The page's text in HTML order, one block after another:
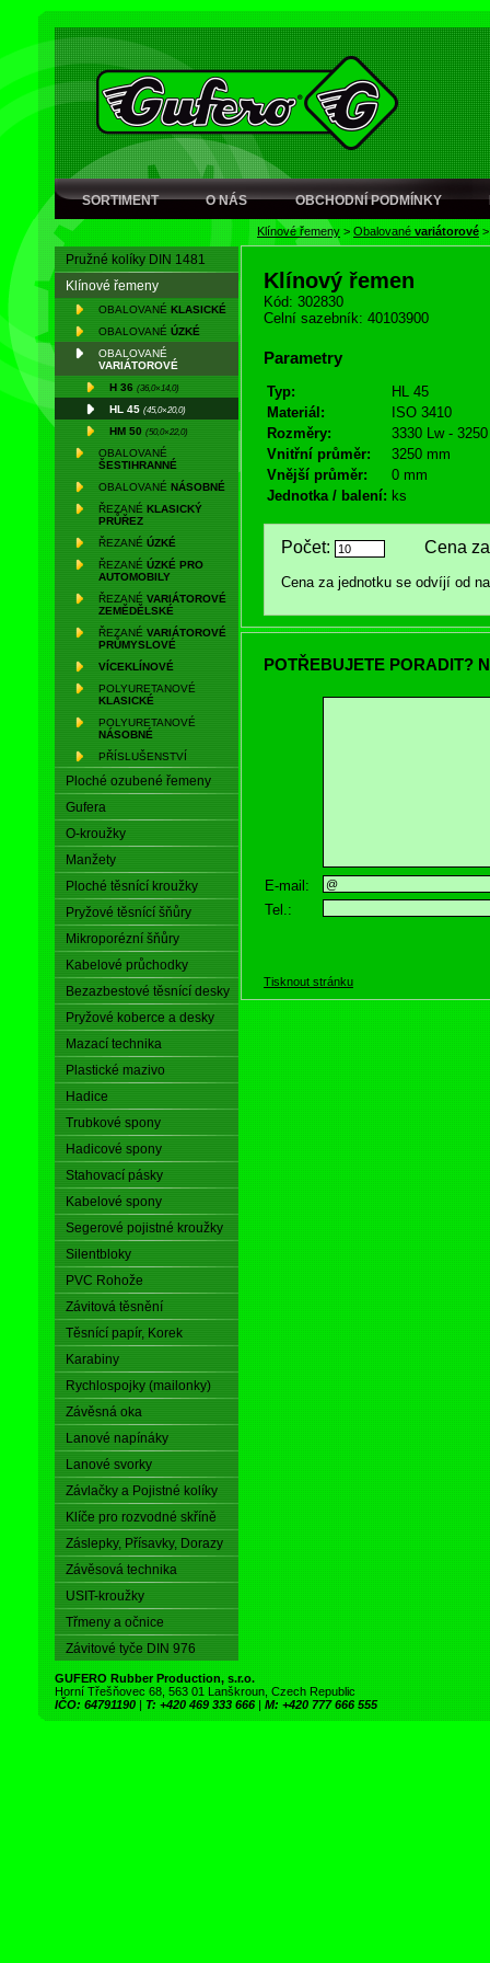
SORTIMENT O NÁS OBCHODNÍ PODMÍNKY
Klínové řemeny > Obalované variátorové
Pružné kolíky DIN 1481
Klínové řemeny
OBALOVANÉ KLASICKÉ
OBALOVANÉ ÚZKÉ
OBALOVANÉ
VARIÁTOROVÉ
H 36 (36,0×14,0)
HL 45 (45,0×20,0)
HM 50 (50,0×22,0)
OBALOVANÉ
ŠESTIHRANNÉ
OBALOVANÉ NÁSOBNÉ
ŘEZANÉ KLASICKÝ
PRŮŘEZ
ŘEZANÉ ÚZKÉ
ŘEZANÉ ÚZKÉ PRO
AUTOMOBILY
ŘEZANÉ VARIÁTOROVÉ
ZEMĚDĚLSKÉ
ŘEZANÉ VARIÁTOROVÉ
PRŮMYSLOVÉ
VÍCEKLÍNOVÉ
POLYURETANOVÉ
KLASICKÉ
POLYURETANOVÉ
NÁSOBNÉ
PŘÍSLUŠENSTVÍ
Ploché ozubené řemeny
Gufera
O-kroužky
Manžety
Ploché těsnící kroužky
Pryžové těsnící šňůry
Mikroporézní šňůry
Kabelové průchodky
Bezazbestové těsnící desky
Pryžové koberce a desky
Mazací technika
Plastické mazivo
Hadice
Trubkové spony
Hadicové spony
Stahovací pásky
Kabelové spony
Segerové pojistné kroužky
Silentbloky
PVC Rohože
Závitová těsnění
Těsnící papír, Korek
Karabiny
Rychlospojky (mailonky)
Závěsná oka
Lanové napínáky
Lanové svorky
Závlačky a Pojistné kolíky
Klíče pro rozvodné skříně
Záslepky, Přísavky, Dorazy
Závěsová technika
USIT-kroužky
Třmeny a očnice
Závitové tyče DIN 976
Klínový řemen
Kód: 302830
Celní sazebník: 40103900
Parametry
Typ:
HL 45
Materiál:
ISO 3410
Rozměry:
3330 Lw -
Vnitřní průměr:
3250 mm
Vnější průměr:
0 mm
Jednotka / balení: ks
Počet: Cena za
Cena za jednotku se odvíjí od
POTŘEBUJETE PORADIT?
E-mail:
Tel.:
Tisknout stránku
GUFERO Rubber Production, s.r.o.
Horní Třešňovec 68, 563 01 Lanškroun, Czech Republic
IČO: 64791190 | T: +420 469 333 666 | M: +420 777 666 555